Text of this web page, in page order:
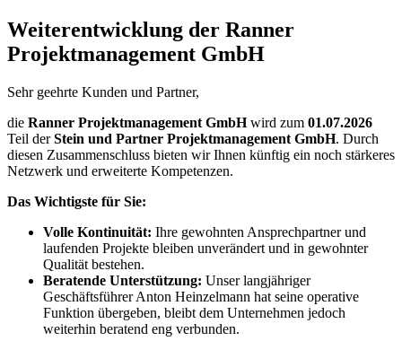
Weiterentwicklung der Ranner
Projektmanagement GmbH
Sehr geehrte Kunden und Partner,
die Ranner Projektmanagement GmbHwird zum 01.07.2026
Teil derStein und Partner Projektmanagement GmbH. Durch
diesen Zusammenschluss bieten wir Ihnen künftig ein noch stärkeres
Netzwerk und erweiterte Kompetenzen.
Das Wichtigste für Sie:
Volle Kontinuität: Ihre gewohnten Ansprechpartner und
laufenden Projekte bleiben unverändert und in gewohnter
Qualität bestehen.
Beratende Unterstützung: Unser langjähriger
Geschäftsführer Anton Heinzelmann hat seine operative
Funktion übergeben, bleibt dem Unternehmen jedoch
weiterhin beratend eng verbunden.